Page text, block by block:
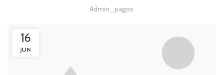
Admin_pagos
16
JUN